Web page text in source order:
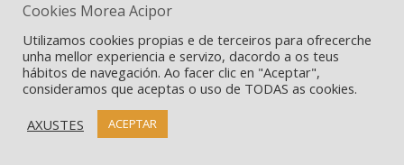
Cookies Morea Acipor
Utilizamos cookies propias e de terceiros para ofrecerche
unha mellor experiencia e servizo, dacordo a os teus
hábitos de navegación. Ao facer clic en "Aceptar",
consideramos que aceptas o uso de TODAS as cookies.
AXUSTES
ACEPTAR